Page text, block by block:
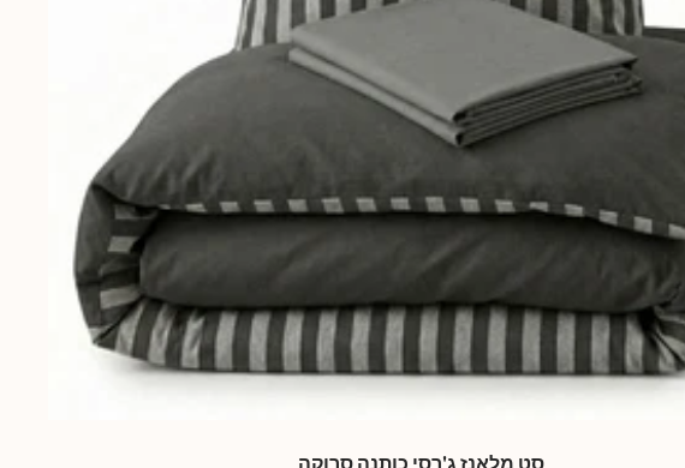
סט מלאנז ג'רסי כותנה סרוקה